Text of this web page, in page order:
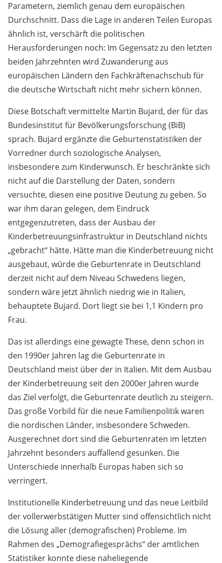
Parametern, ziemlich genau dem europäischen
Durchschnitt. Dass die Lage in anderen Teilen Europas
ähnlich ist, verschärft die politischen
Herausforderungen noch: Im Gegensatz zu den letzten
beiden Jahrzehnten wird Zuwanderung aus
europäischen Ländern den Fachkräftenachschub für
die deutsche Wirtschaft nicht mehr sichern können.
Diese Botschaft vermittelte Martin Bujard, der für das
Bundesinstitut für Bevölkerungsforschung (BiB)
sprach. Bujard ergänzte die Geburtenstatistiken der
Vorredner durch soziologische Analysen,
insbesondere zum Kinderwunsch. Er beschränkte sich
nicht auf die Darstellung der Daten, sondern
versuchte, diesen eine positive Deutung zu geben. So
war ihm daran gelegen, dem Eindruck
entgegenzutreten, dass der Ausbau der
Kinderbetreuungsinfrastruktur in Deutschland nichts
„gebracht“ hätte. Hätte man die Kinderbetreuung nicht
ausgebaut, würde die Geburtenrate in Deutschland
derzeit nicht auf dem Niveau Schwedens liegen,
sondern wäre jetzt ähnlich niedrig wie in Italien,
behauptete Bujard. Dort liegt sie bei 1,1 Kindern pro
Frau.
Das ist allerdings eine gewagte These, denn schon in
den 1990er Jahren lag die Geburtenrate in
Deutschland meist über der in Italien. Mit dem Ausbau
der Kinderbetreuung seit den 2000er Jahren wurde
das Ziel verfolgt, die Geburtenrate deutlich zu steigern.
Das große Vorbild für die neue Familienpolitik waren
die nordischen Länder, insbesondere Schweden.
Ausgerechnet dort sind die Geburtenraten im letzten
Jahrzehnt besonders auffallend gesunken. Die
Unterschiede innerhalb Europas haben sich so
verringert.
Institutionelle Kinderbetreuung und das neue Leitbild
der vollerwerbstätigen Mutter sind offensichtlich nicht
die Lösung aller (demografischen) Probleme. Im
Rahmen des „Demografiegesprächs“ der amtlichen
Statistiker konnte diese naheliegende